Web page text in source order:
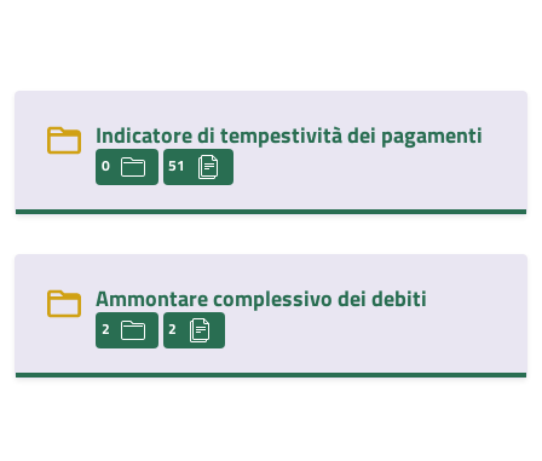
Indicatore di tempestività dei pagamenti
0 51
Ammontare complessivo dei debiti
2 2